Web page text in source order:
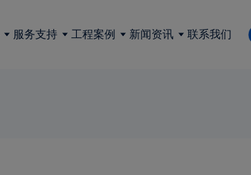
服务支持 工程案例 新闻资讯 联系我们